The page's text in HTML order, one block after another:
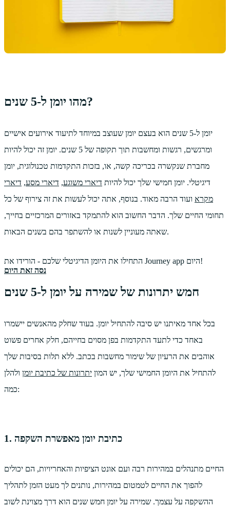
מהו יומן ל-5 שנים?
יומן ל-5 שנים הוא בעצם יומן שעוצב במיוחד לתיעוד אירועים אישיים
ומרגשים, רגשות ומחשבות תוך תקופה של 5 שנים. יומן זה יכול להיות
מחברת שנקשרה בכריכה קשה, או, בזכות התקדמות טכנולוגית, יומן
דיגיטלי. יומן חמישי שלך יכול להיות דיארי משוגע, דיארי מסע, דיארי
מקרא ועוד הרבה מאוד. בנוסף, אתה יכול לעשות את זה צירוף של כל
תחומי החיים שלך. הדבר החשוב הוא להתמקד באזורים המרכזיים בחייך,
שאתה מעוניין לשנות או להשתפר בהם בשנים הבאות.
התחילו את היומן הדיגיטלי שלכם - הורידו את Journey app היום!
נסה זאת היום
חמש יתרונות של שמירה על יומן ל-5 שנים
בכל אחד מאיתנו יש סיבה להתחיל יומן. בעוד שחלק מהאנשים יישמרו
באחד כדי לתעד התקדמות בפן מסוים בחייהם, חלק אחרים פשוט
אוהבים את הרעיון של שימור מחשבות בכתב. ללא תלות בסיבות שלך
להתחיל את היומן החמישי שלך, יש המון יתרונות של כתיבת יומן ולהלן
כמה:
1. כתיבת יומן מאפשרת השקפה
החיים מתנהלים במהירות רבה ועם אונט הציפיות והאחריויות, הם יכולים
להפוך את החיים לטמטום במהירות, נותנים לך מעט הזמן לתהליך
ההשקפה על עצמך. שמירה על יומן חמש שנים הוא דרך מצוינת לשוב